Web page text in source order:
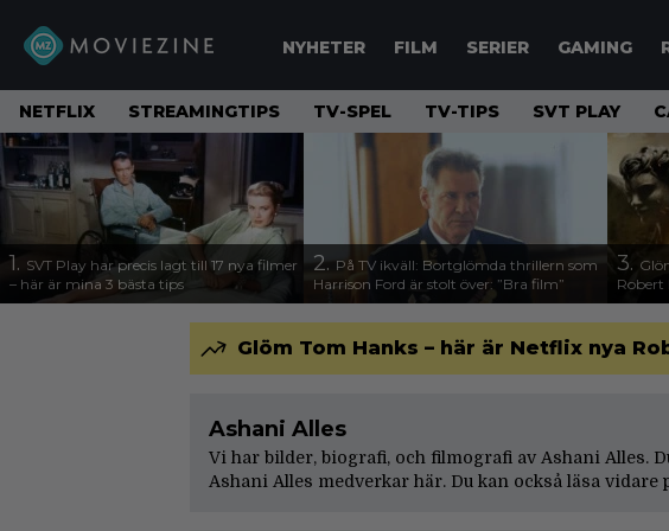
NYHETER FILM SERIER GAMING
NETFLIX STREAMINGTIPS TV-SPEL TV-TIPS SVT PLAY
1. SVT Play har precis lagt till 17 nya filmer
– här är mina 3 bästa tips
2. På TV ikväll: Bortglömda thrillern som
Harrison Ford är stolt över: ”Bra film”
3.
Robert
Glöm Tom Hanks – här är Netflix nya
Ashani Alles
Vi har bilder, biografi, och filmografi av Ashani Alles.
Ashani Alles medverkar här. Du kan också läsa vidare